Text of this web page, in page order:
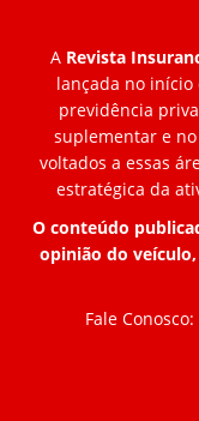
A Revista
lançada no início
previdência
suplementar e
voltados a essas
estratégica da
O conteúdo
opinião do
Fale Conosco: